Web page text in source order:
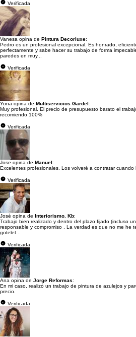
Verificada
Vanesa opina de Pintura Decorluxe:
Pedro es un profesional excepcional. Es honrado,
perfectamente y sabe hacer su trabajo de forma
paredes en muy...
Verificada
Yona opina de Multiservicios Gardel:
Muy profesional. El precio de presupuesto barato el
recomiendo 100%
Verificada
Jose opina de Manuel:
Excelentes profesionales. Los volveré a contratar cuando
Verificada
José opina de Interiorismo. Kb:
Trabajo bien realizado y dentro del plazo fijado (incluso
responsable y compromiso . La verdad es que no me he
gotelet...
Verificada
Ana opina de Jorge Reformas:
En mi caso, realizó un trabajo de pintura de azulejos y
precio.
Verificada